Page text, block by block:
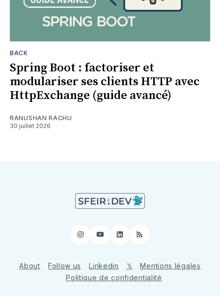
BACK
Spring Boot : factoriser et
modulariser ses clients HTTP avec
HttpExchange (guide avancé)
RANUSHAN RACHU
30 juillet 2026
Instagram
YouTubeLinkedIn
RSS
About Follow us Linkedin 𝕏
Mentions légales
Politique de confidentialité